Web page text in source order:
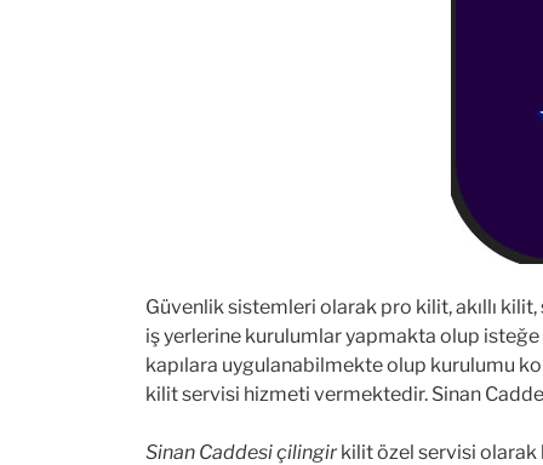
Güvenlik sistemleri olarak pro kilit, akıllı
iş yerlerine kurulumlar yapmakta olup
kapılara uygulanabilmekte olup kurulumu
kilit servisi hizmeti vermektedir. Sinan
Sinan Caddesi çilingirkilit özel servisi olarak